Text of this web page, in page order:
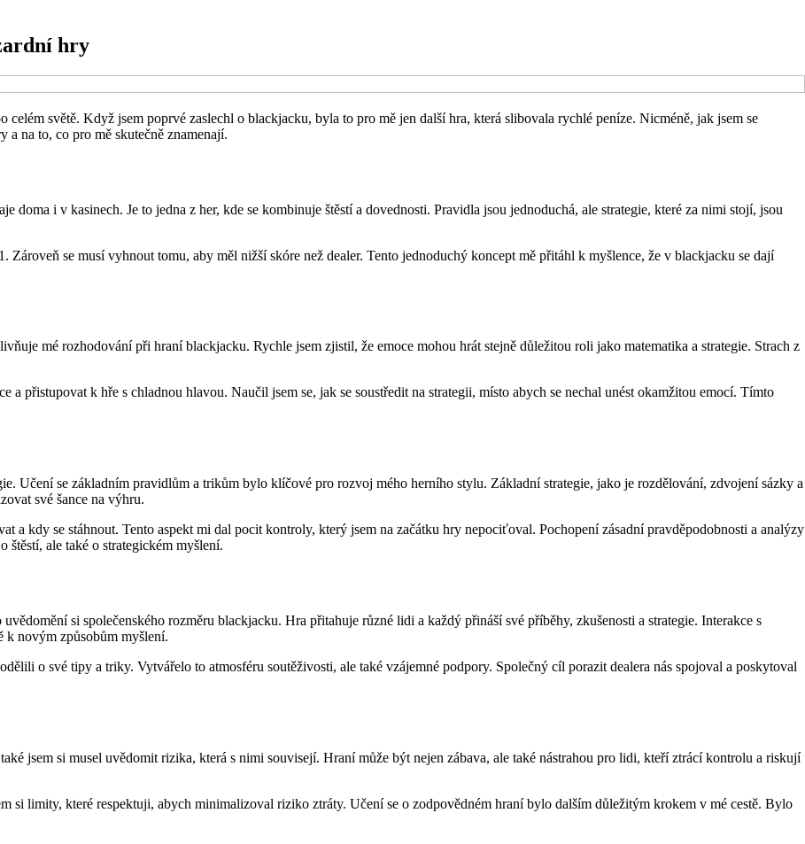
hry
světě. Když jsem poprvé zaslechl o blackjacku, byla to pro mě jen další hra, která slibovala rychlé peníze. Nicméně, jak jsem se
na to, co pro mě skutečně znamenají.
doma i v kasinech. Je to jedna z her, kde se kombinuje štěstí a dovednosti. Pravidla jsou jednoduchá, ale strategie, které za nimi stojí, jsou
Zároveň se musí vyhnout tomu, aby měl nižší skóre než dealer. Tento jednoduchý koncept mě přitáhl k myšlence, že v blackjacku se dají
mé rozhodování při hraní blackjacku. Rychle jsem zjistil, že emoce mohou hrát stejně důležitou roli jako matematika a strategie. Strach z
a přistupovat k hře s chladnou hlavou. Naučil jsem se, jak se soustředit na strategii, místo abych se nechal unést okamžitou emocí. Tímto
Učení se základním pravidlům a trikům bylo klíčové pro rozvoj mého herního stylu. Základní strategie, jako je rozdělování, zdvojení sázky a
své šance na výhru.
a kdy se stáhnout. Tento aspekt mi dal pocit kontroly, který jsem na začátku hry nepociťoval. Pochopení zásadní pravděpodobnosti a analýzy
štěstí, ale také o strategickém myšlení.
si společenského rozměru blackjacku. Hra přitahuje různé lidi a každý přináší své příběhy, zkušenosti a strategie. Interakce s
k novým způsobům myšlení.
o své tipy a triky. Vytvářelo to atmosféru soutěživosti, ale také vzájemné podpory. Společný cíl porazit dealera nás spojoval a poskytoval
jsem si musel uvědomit rizika, která s nimi souvisejí. Hraní může být nejen zábava, ale také nástrahou pro lidi, kteří ztrácí kontrolu a riskují
si limity, které respektuji, abych minimalizoval riziko ztráty. Učení se o zodpovědném hraní bylo dalším důležitým krokem v mé cestě. Bylo